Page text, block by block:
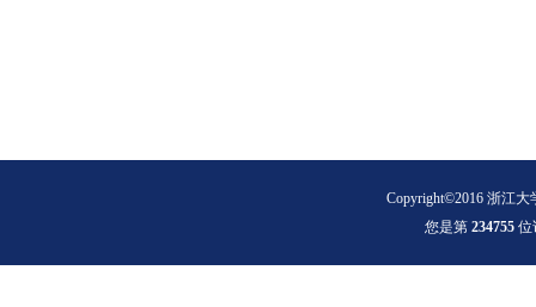
Copyright©2016 浙江大
您是第234755 位